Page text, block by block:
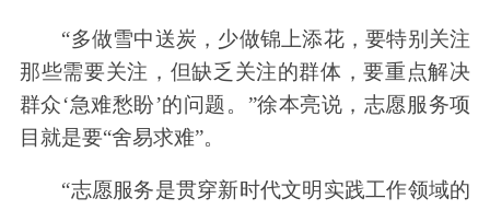
“多做雪中送炭，少做锦上添花，要特别关注
那些需要关注，但缺乏关注的群体，要重点解决
群众‘急难愁盼’的问题。”徐本亮说，志愿服务项
目就是要“舍易求难”。
“志愿服务是贯穿新时代文明实践工作领域的